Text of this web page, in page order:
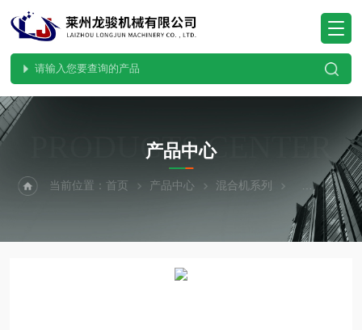
PRODUCTS CENTER
产品中心
当前位置：首页 产品中心 混合机系列 粉体混合机